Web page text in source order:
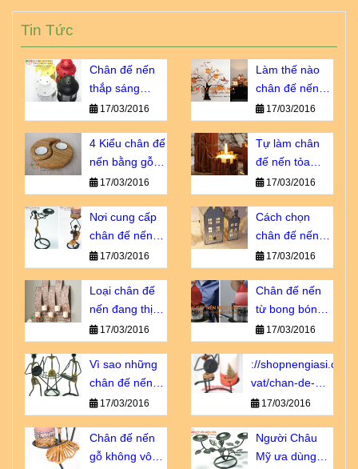
Tin Tức
Chân đế nến
thắp sáng
thành phố
ngàn sao giá
bao nhiêu?
17/03/2016
Làm thế nào
chân đế nến
trở thành vật
không thể
thiếu?
17/03/2016
4 Kiểu chân đế
nến bằng gỗ
bạn không thể
bỏ qua
17/03/2016
Tự làm chân
đế nến tỏa
hương dịu êm
17/03/2016
Nơi cung cấp
chân đế nến
giá sỉ chiết
khấu cao
17/03/2016
Cách chọn
chân đế nến
tôn vinh vẻ đẹp
nội thất
17/03/2016
Loại chân đế
nến đang thịnh
hành số 1 tại
Châu u
17/03/2016
Chân đế nến
từ bong bóng -
sao lại không?
17/03/2016
Vì sao những
chân đế nến
này luôn cháy
hàng?
17/03/2016
://
vat/chan-de-
nen-go-khong-
vo-dung-nhu-
ban-nghi.html
17/03/2016
Chân đế nến
gỗ không vô
Người Châu
Mỹ ưa dùng